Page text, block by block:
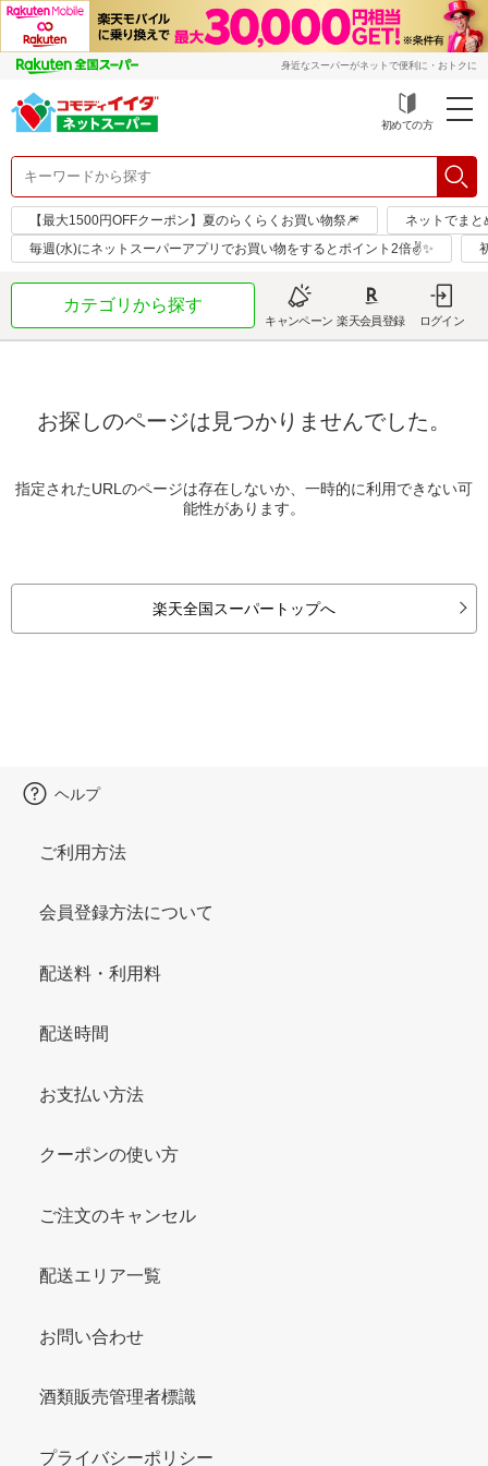
身近なスーパーがネットで便利に・おトクに
初めての方
【最大1500円OFFクーポン】夏のらくらくお買い物祭🎆
ネットでまと
毎週(水)にネットスーパーアプリでお買い物をするとポイント2倍✌✨
カテゴリから探す
キャンペーン 楽天会員登録 ログイン
お探しのページは見つかりませんでした。
指定されたURLのページは存在しないか、一時的に利用できない可
能性があります。
楽天全国スーパートップへ
ヘルプ
ご利用方法
会員登録方法について
配送料・利用料
配送時間
お支払い方法
クーポンの使い方
ご注文のキャンセル
配送エリア一覧
お問い合わせ
酒類販売管理者標識
プライバシーポリシー